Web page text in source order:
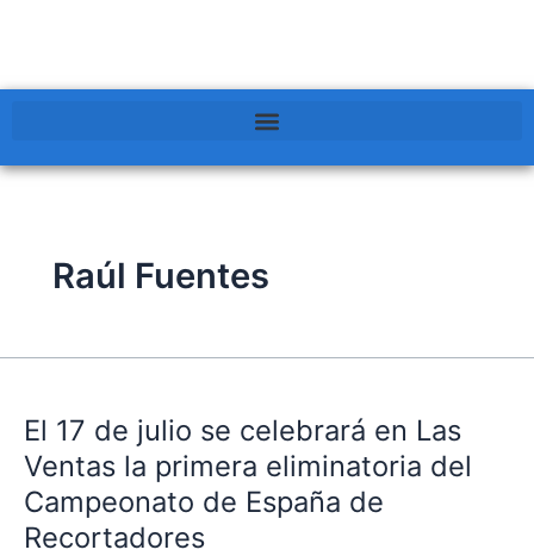
Raúl Fuentes
El 17 de julio se celebrará en Las
Ventas la primera eliminatoria del
Campeonato de España de
Recortadores
de
julio
se
celebrará
en